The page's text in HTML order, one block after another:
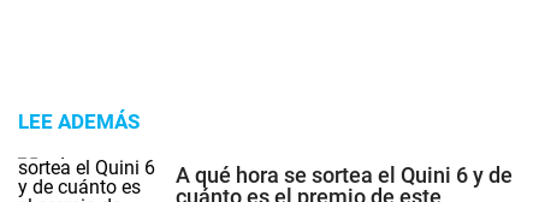
LEE ADEMÁS
A qué hora se sortea el Quini 6 y de
cuánto es el premio de este